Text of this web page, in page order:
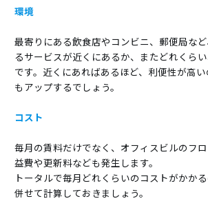
環境
最寄りにある飲食店やコンビニ、郵便局な
るサービスが近くにあるか、またどれくら
です。近くにあればあるほど、利便性が高
もアップするでしょう。
コスト
毎月の賃料だけでなく、オフィスビルのフ
益費や更新料なども発生します。
トータルで毎月どれくらいのコストがかか
併せて計算しておきましょう。